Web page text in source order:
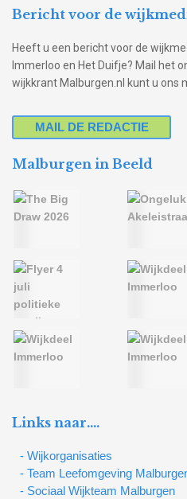
Bericht voor de
Heeft u een bericht voor de
Immerloo en Het Duifje? Mail het
wijkkrant Malburgen.nl kunt u ons
MAIL DE REDACTIE
Malburgen in Beeld
Links naar….
- Wijkorganisaties
- Team Leefomgeving
- Sociaal Wijkteam Malburgen